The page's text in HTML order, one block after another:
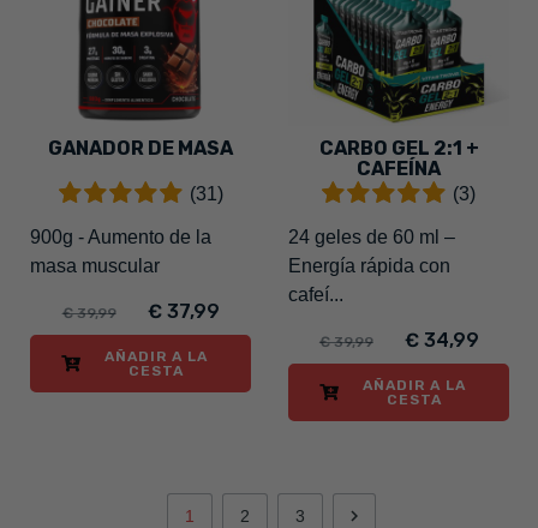
GANADOR DE MASA
(31)
900g - Aumento de la
masa muscular
€ 39,99 € 37,99
AÑADIR A LA
CESTA
CARBO GEL 2:1 +
CAFEÍNA
(3)
24 geles de 60 ml –
Energía rápida con
cafeí...
€ 39,99 € 34,99
AÑADIR A LA
CESTA
1 2 3 